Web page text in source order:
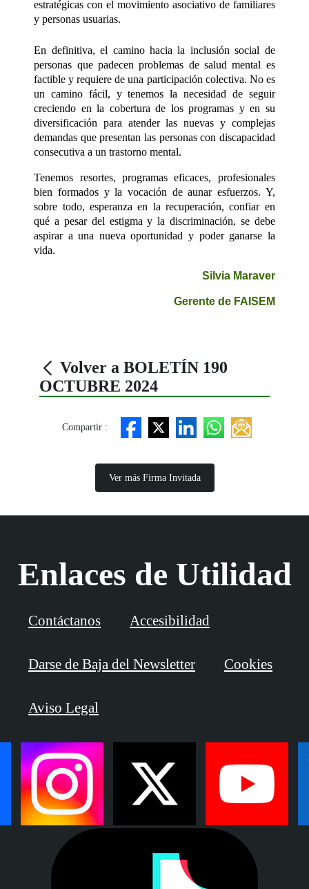
estratégicas con el movimiento asociativo de familiares
y personas usuarias.
En definitiva, el camino hacia la inclusión social de
personas que padecen problemas de salud mental es
factible y requiere de una participación colectiva. No es
un camino fácil, y tenemos la necesidad de seguir
creciendo en la cobertura de los programas y en su
diversificación para atender las nuevas y complejas
demandas que presentan las personas con discapacidad
consecutiva a un trastorno mental.
Tenemos resortes, programas eficaces, profesionales
bien formados y la vocación de aunar esfuerzos. Y,
sobre todo, esperanza en la recuperación, confiar en
qué a pesar del estigma y la discriminación, se debe
aspirar a una nueva oportunidad y poder ganarse la
vida.
Silvia Maraver
Gerente de FAISEM
Volver a BOLETÍN 190
OCTUBRE 2024
Compartir :
Ver más Firma Invitada
Enlaces de Utilidad
Contáctanos Accesibilidad
Darse de Baja del Newsletter Cookies
Aviso Legal